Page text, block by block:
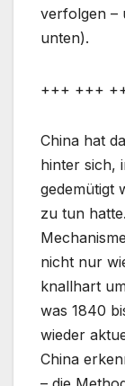
verfolgen –
unten).
+++ +++
China hat
hinter sich,
gedemütigt
zu tun hatte.
nicht nur
knallhart
was 1840
wieder
China